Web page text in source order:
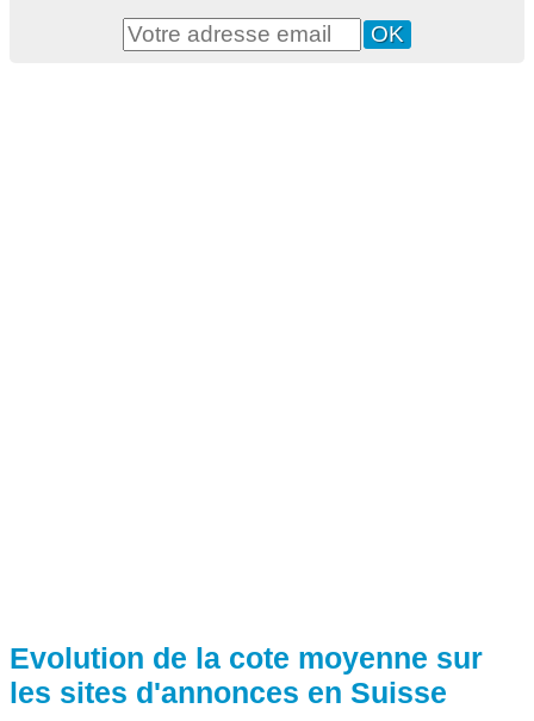
Evolution de la cote moyenne sur
les sites d'annonces en Suisse